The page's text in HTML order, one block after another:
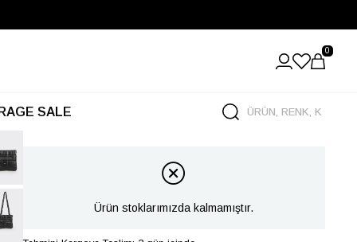
0
SALE
Ürün stoklarımızda kalmamıştır.